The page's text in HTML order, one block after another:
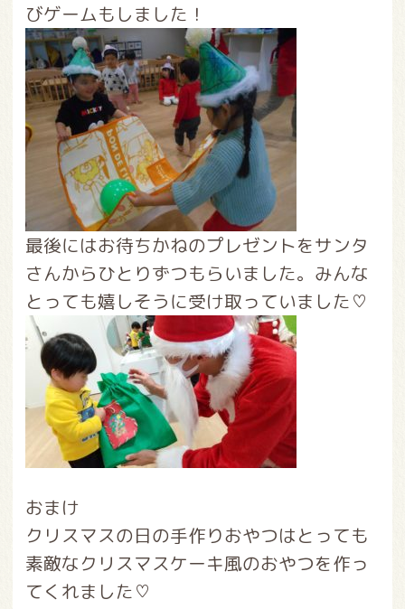
びゲームもしました！
最後にはお待ちかねのプレゼントをサンタ
さんからひとりずつもらいました。みんな
とっても嬉しそうに受け取っていました♡
おまけ
クリスマスの日の手作りおやつはとっても
素敵なクリスマスケーキ風のおやつを作っ
てくれました♡